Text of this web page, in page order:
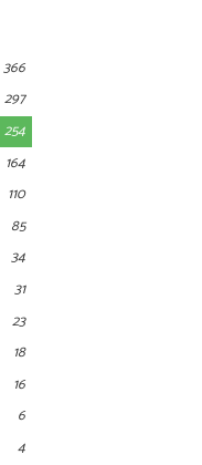
366
297
254
164
110
85
34
31
23
18
16
6
4